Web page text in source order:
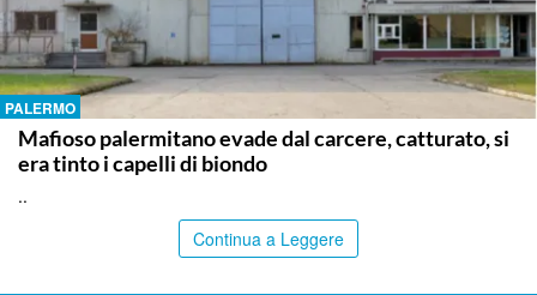
PALERMO
Mafioso palermitano evade dal carcere, catturato, si
era tinto i capelli di biondo
..
Continua a Leggere